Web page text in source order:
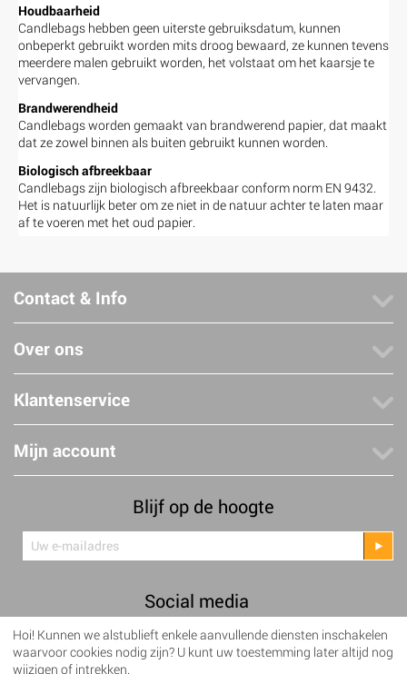
Houdbaarheid
Candlebags hebben geen uiterste gebruiksdatum, kunnen
onbeperkt gebruikt worden mits droog bewaard, ze kunnen tevens
meerdere malen gebruikt worden, het volstaat om het kaarsje te
vervangen.
Brandwerendheid
Candlebags worden gemaakt van brandwerend papier, dat maakt
dat ze zowel binnen als buiten gebruikt kunnen worden.
Biologisch afbreekbaar
Candlebags zijn biologisch afbreekbaar conform norm EN 9432.
Het is natuurlijk beter om ze niet in de natuur achter te laten maar
af te voeren met het oud papier.
Contact & Info
Over ons
Klantenservice
Mijn account
Blijf op de hoogte
Social media
Facebook Twitter
Hoi! Kunnen we alstublieft enkele aanvullende diensten inschakelen
waarvoor cookies nodig zijn? U kunt uw toestemming later altijd nog
wijzigen of intrekken.